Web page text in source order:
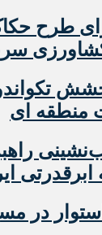
طرح
منطقه ای
ابرقدرتی
استوار در